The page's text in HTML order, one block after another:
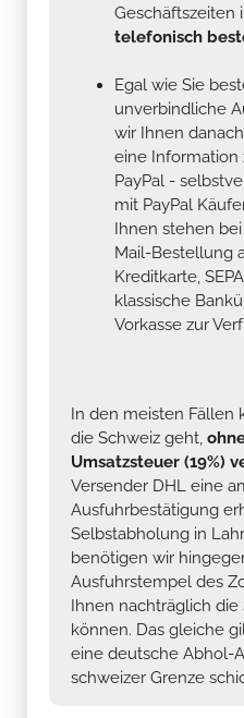
Geschäftszeiten
telefonisch
Egal wie Sie
unverbindliche
wir Ihnen
eine Information
PayPal -
mit PayPal
Ihnen stehen
Mail-Bestellung
Kreditkarte,
klassische
Vorkasse zur
In den meisten Fällen
die Schweiz geht,
Umsatzsteuer (19%)
Versender DHL eine
Ausfuhrbestätigung
Selbstabholung in
benötigen wir
Ausfuhrstempel des
Ihnen nachträglich
können. Das gleiche
eine deutsche Abhol-
schweizer Grenze